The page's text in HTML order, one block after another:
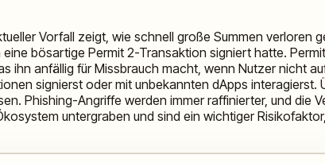
Vorfall zeigt, wie schnell große Summen verloren
bösartige Permit 2-Transaktion signiert hatte.
anfällig für Missbrauch macht, wenn Nutzer nicht
signierst oder mit unbekannten dApps interagierst.
Phishing-Angriffe werden immer raffinierter, und die
untergraben und sind ein wichtiger